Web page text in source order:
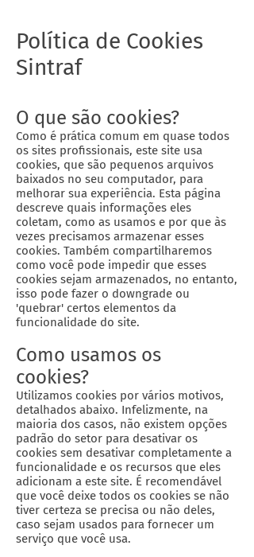
Política de Cookies
Sintraf
O que são cookies?
Como é prática comum em quase todos
os sites profissionais, este site usa
cookies, que são pequenos arquivos
baixados no seu computador, para
melhorar sua experiência. Esta página
descreve quais informações eles
coletam, como as usamos e por que às
vezes precisamos armazenar esses
cookies. Também compartilharemos
como você pode impedir que esses
cookies sejam armazenados, no entanto,
isso pode fazer o downgrade ou
'quebrar' certos elementos da
funcionalidade do site.
Como usamos os
cookies?
Utilizamos cookies por vários motivos,
detalhados abaixo. Infelizmente, na
maioria dos casos, não existem opções
padrão do setor para desativar os
cookies sem desativar completamente a
funcionalidade e os recursos que eles
adicionam a este site. É recomendável
que você deixe todos os cookies se não
tiver certeza se precisa ou não deles,
caso sejam usados ​​para fornecer um
serviço que você usa.